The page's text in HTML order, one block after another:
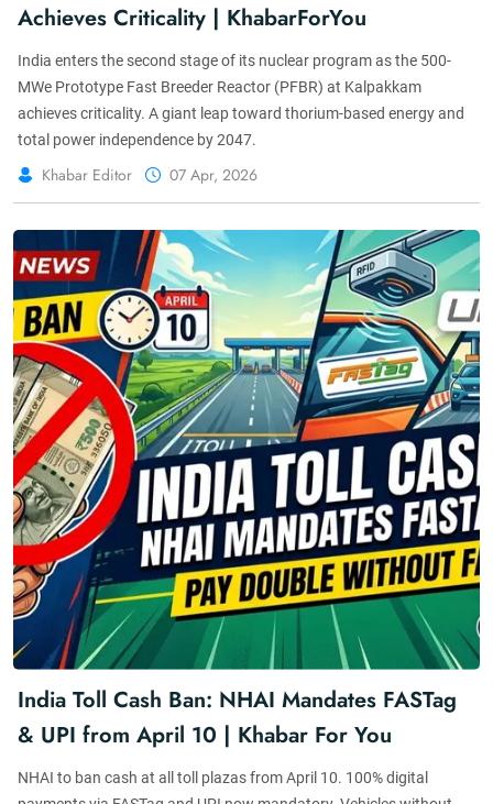
Achieves Criticality | KhabarForYou
India enters the second stage of its nuclear program as the 500-
MWe Prototype Fast Breeder Reactor (PFBR) at Kalpakkam
achieves criticality. A giant leap toward thorium-based energy and
total power independence by 2047.
Khabar Editor 07 Apr, 2026
India Toll Cash Ban: NHAI Mandates FASTag
& UPI from April 10 | Khabar For You
NHAI to ban cash at all toll plazas from April 10. 100% digital